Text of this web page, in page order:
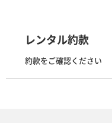
レンタル約款
約款をご確認ください